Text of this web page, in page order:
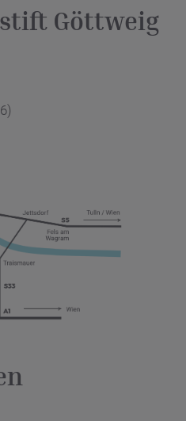
Göttweig